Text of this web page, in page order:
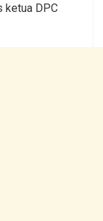
ketua DPC